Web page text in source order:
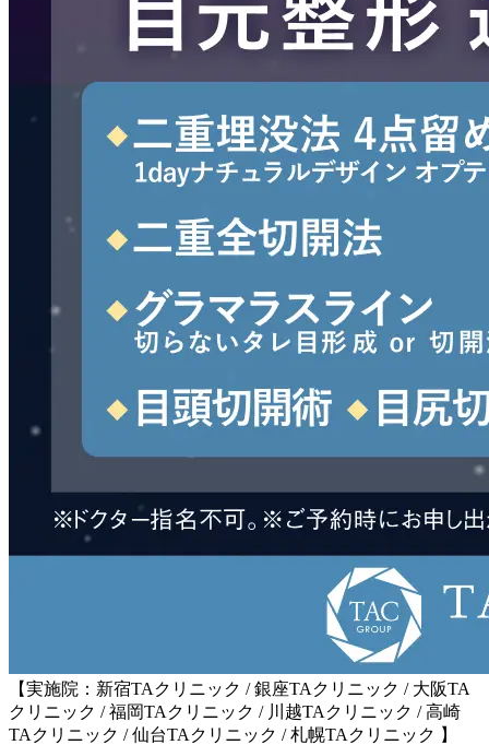
【実施院：新宿TAクリニック / 銀座TAクリニック / 大阪TA
クリニック / 福岡TAクリニック / 川越TAクリニック / 高崎
TAクリニック / 仙台TAクリニック / 札幌TAクリニック 】